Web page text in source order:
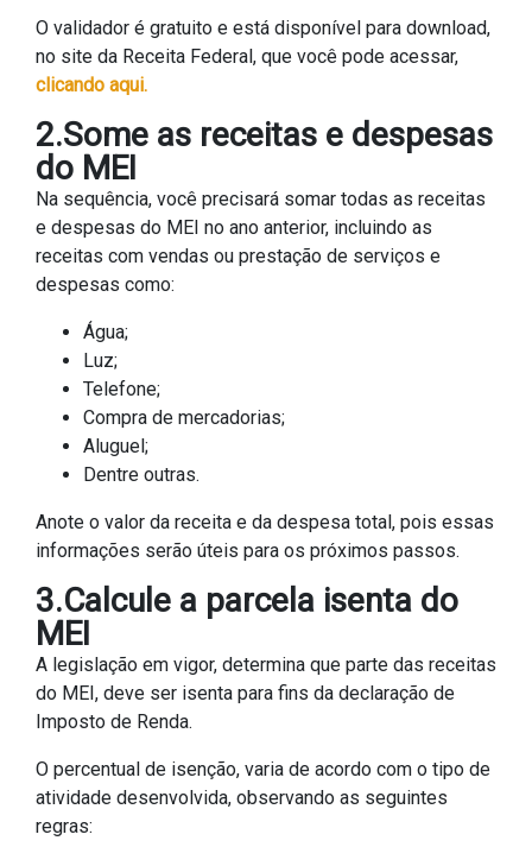
O validador é gratuito e está disponível para download,
no site da Receita Federal, que você pode acessar,
clicando aqui.
2.Some as receitas e despesas
do MEI
Na sequência, você precisará somar todas as receitas
e despesas do MEI no ano anterior, incluindo as
receitas com vendas ou prestação de serviços e
despesas como:
Água;
Luz;
Telefone;
Compra de mercadorias;
Aluguel;
Dentre outras.
Anote o valor da receita e da despesa total, pois essas
informações serão úteis para os próximos passos.
3.Calcule a parcela isenta do
MEI
A legislação em vigor, determina que parte das receitas
do MEI, deve ser isenta para fins da declaração de
Imposto de Renda.
O percentual de isenção, varia de acordo com o tipo de
atividade desenvolvida, observando as seguintes
regras: